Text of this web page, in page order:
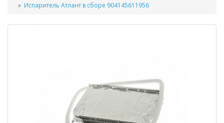
Испаритель Атлант в сборе 904145611956